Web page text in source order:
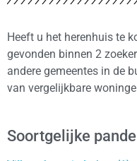
Heeft u het herenhuis te
gevonden binnen 2
andere gemeentes in de
van vergelijkbare
Soortgelijke